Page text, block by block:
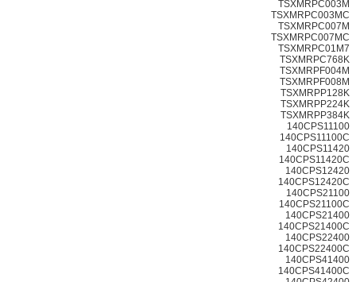
TSXMRPC003M
TSXMRPC003MC
TSXMRPC007M
TSXMRPC007MC
TSXMRPC01M7
TSXMRPC768K
TSXMRPF004M
TSXMRPF008M
TSXMRPP128K
TSXMRPP224K
TSXMRPP384K
140CPS11100
140CPS11100C
140CPS11420
140CPS11420C
140CPS12420
140CPS12420C
140CPS21100
140CPS21100C
140CPS21400
140CPS21400C
140CPS22400
140CPS22400C
140CPS41400
140CPS41400C